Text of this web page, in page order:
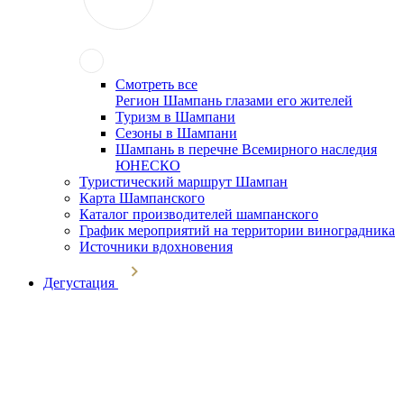
Смотреть все
Регион Шампань глазами его жителей
Туризм в Шампани
Сезоны в Шампани
Шампань в перечне Всемирного наследия
ЮНЕСКО
Туристический маршрут Шампан
Карта Шампанского
Каталог производителей шампанского
График мероприятий на территории виноградника
Источники вдохновения
Дегустация